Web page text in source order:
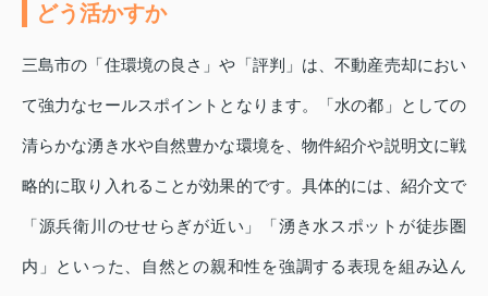
どう活かすか
三島市の「住環境の良さ」や「評判」は、不動産売却におい
て強力なセールスポイントとなります。「水の都」としての
清らかな湧き水や自然豊かな環境を、物件紹介や説明文に戦
略的に取り入れることが効果的です。具体的には、紹介文で
「源兵衛川のせせらぎが近い」「湧き水スポットが徒歩圏
内」といった、自然との親和性を強調する表現を組み込ん